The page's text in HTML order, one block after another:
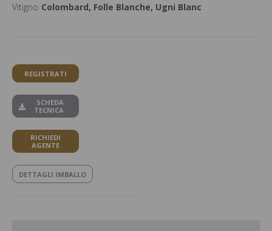
Vitigno Colombard, Folle Blanche, Ugni Blanc
REGISTRATI
SCHEDA
TECNICA
RICHIEDI
AGENTE
DETTAGLI IMBALLO